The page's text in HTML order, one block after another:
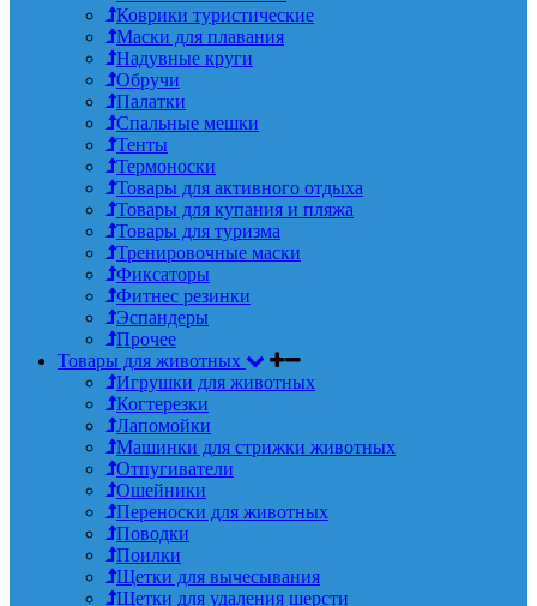
Коврики туристические
Маски для плавания
Надувные круги
Обручи
Палатки
Спальные мешки
Тенты
Термоноски
Товары для активного отдыха
Товары для купания и пляжа
Товары для туризма
Тренировочные маски
Фиксаторы
Фитнес резинки
Эспандеры
Прочее
Товары для животных
Игрушки для животных
Когтерезки
Лапомойки
Машинки для стрижки животных
Отпугиватели
Ошейники
Переноски для животных
Поводки
Поилки
Щетки для вычесывания
Щетки для удаления шерсти